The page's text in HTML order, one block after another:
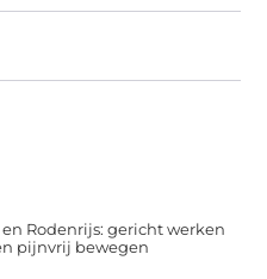
en Rodenrijs: gericht werken
pijnvrij bewegen